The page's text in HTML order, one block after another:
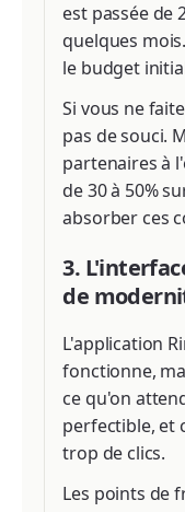
est passée de
quelques
le budget
Si vous ne
pas de souci.
partenaires à
de 30 à 50%
absorber ces
3.
de
L'application
fonctionne,
ce qu'on
perfectible, et
trop de clics.
Les points de